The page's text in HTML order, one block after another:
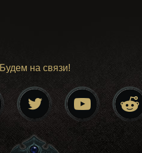
Будем на связи!